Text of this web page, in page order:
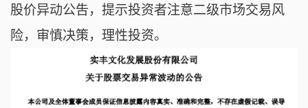
股价异动公吿，提示投资者注意二级市场交易风
险，审慎决策，理性投资。